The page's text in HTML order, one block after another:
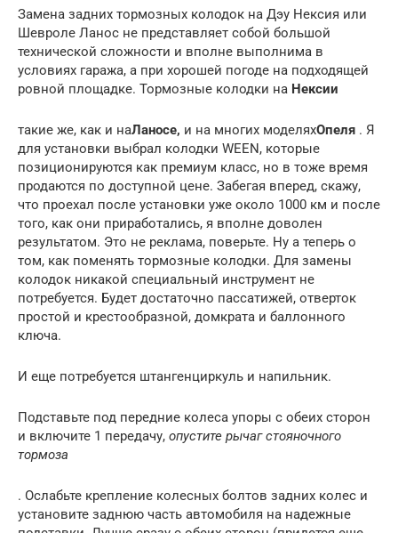
Замена задних тормозных колодок на Дэу Нексия или
Шевроле Ланос не представляет собой большой
технической сложности и вполне выполнима в
условиях гаража, а при хорошей погоде на подходящей
ровной площадке. Тормозные колодки на Нексии
такие же, как и наЛаносе, и на многих моделяхОпеля . Я
для установки выбрал колодки WEEN, которые
позиционируются как премиум класс, но в тоже время
продаются по доступной цене. Забегая вперед, скажу,
что проехал после установки уже около 1000 км и после
того, как они приработались, я вполне доволен
результатом. Это не реклама, поверьте. Ну а теперь о
том, как поменять тормозные колодки. Для замены
колодок никакой специальный инструмент не
потребуется. Будет достаточно пассатижей, отверток
простой и крестообразной, домкрата и баллонного
ключа.
И еще потребуется штангенциркуль и напильник.
Подставьте под передние колеса упоры с обеих сторон
и включите 1 передачу, опустите рычаг стояночного
тормоза
. Ослабьте крепление колесных болтов задних колес и
установите заднюю часть автомобиля на надежные